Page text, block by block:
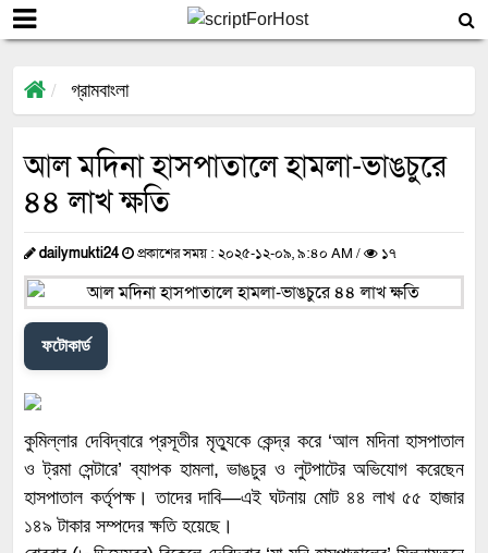
গ্রামবাংলা
আল মদিনা হাসপাতালে হামলা-ভাঙচুরে
৪৪ লাখ ক্ষতি
dailymukti24 প্রকাশের সময় : ২০২৫-১২-০৯, ৯:৪০ AM / ১৭
ফটোকার্ড
কুমিল্লার দেবিদ্বারে প্রসূতীর মৃত্যুকে কেন্দ্র করে ‘আল মদিনা হাসপাতাল
ও ট্রমা সেন্টারে’ ব্যাপক হামলা, ভাঙচুর ও লুটপাটের অভিযোগ করেছেন
হাসপাতাল কর্তৃপক্ষ। তাদের দাবি—এই ঘটনায় মোট ৪৪ লাখ ৫৫ হাজার
১৪৯ টাকার সম্পদের ক্ষতি হয়েছে।